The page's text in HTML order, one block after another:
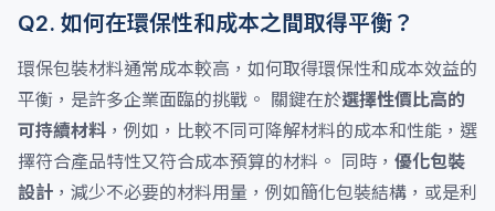
Q2. 如何在環保性和成本之間取得平衡？
環保包裝材料通常成本較高，如何取得環保性和成本效益的
平衡，是許多企業面臨的挑戰。 關鍵在於選擇性價比高的
可持續材料 ，例如，比較不同可降解材料的成本和性能，選
擇符合產品特性又符合成本預算的材料。 同時， 優化包裝
設計 ，減少不必要的材料用量，例如簡化包裝結構，或是利